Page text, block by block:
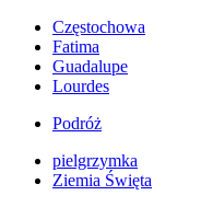
Częstochowa
Fatima
Guadalupe
Lourdes
Podróż
pielgrzymka
Ziemia Święta